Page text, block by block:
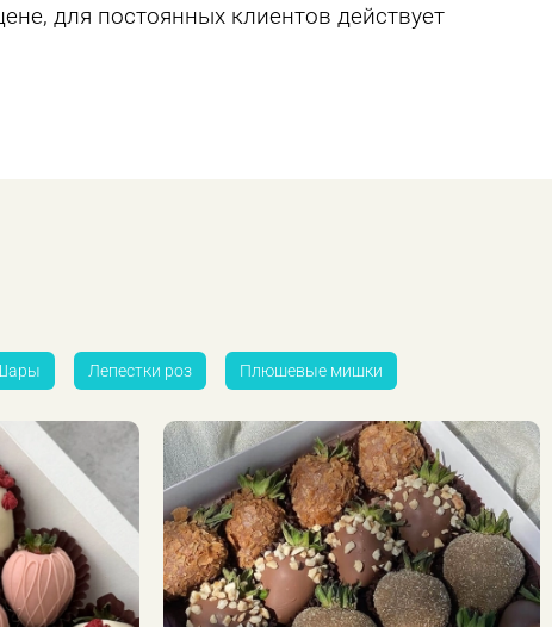
для постоянных клиентов действует
Лепестки роз Плюшевые мишки